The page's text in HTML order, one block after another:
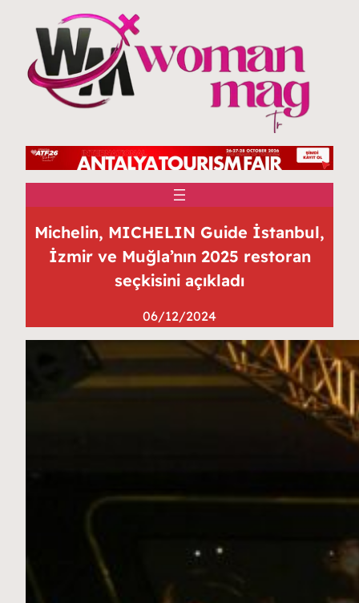
Michelin, MICHELIN Guide İstanbul,
İzmir ve Muğla’nın 2025 restoran
seçkisini açıkladı
06/12/2024